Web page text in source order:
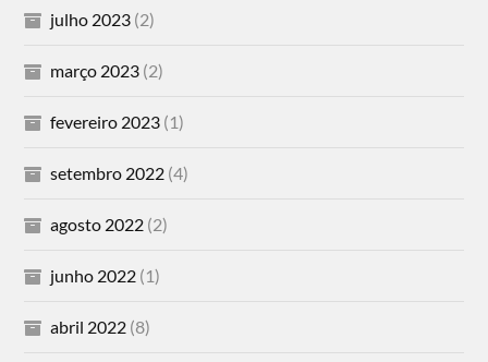
julho 2023 (2)
março 2023 (2)
fevereiro 2023 (1)
setembro 2022 (4)
agosto 2022 (2)
junho 2022 (1)
abril 2022 (8)